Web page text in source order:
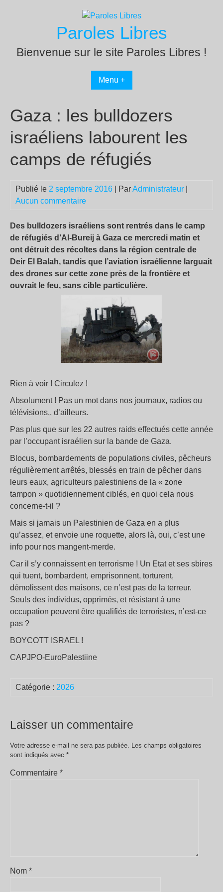
Paroles Libres
Bienvenue sur le site Paroles Libres !
Menu +
Gaza : les bulldozers
israéliens labourent les
camps de réfugiés
Publié le 2 septembre 2016 | ParAdministrateur
Aucun commentaire
Des bulldozers israéliens sont rentrés dans le camp
de réfugiés d’Al-Bureij à Gaza ce mercredi matin et
ont détruit des récoltes dans la région centrale de
Deir El Balah, tandis que l’aviation israélienne larguait
des drones sur cette zone près de la frontière et
ouvrait le feu, sans cible particulière.
Rien à voir ! Circulez !
Absolument ! Pas un mot dans nos journaux, radios ou
télévisions,, d’ailleurs.
Pas plus que sur les 22 autres raids effectués cette année
par l’occupant israélien sur la bande de Gaza.
Blocus, bombardements de populations civiles, pêcheurs
régulièrement arrêtés, blessés en train de pêcher dans
leurs eaux, agriculteurs palestiniens de la « zone
tampon » quotidiennement ciblés, en quoi cela nous
concerne-t-il ?
Mais si jamais un Palestinien de Gaza en a plus
qu’assez, et envoie une roquette, alors là, oui, c’est une
info pour nos mangent-merde.
Car il s’y connaissent en terrorisme ! Un Etat et ses sbires
qui tuent, bombardent, emprisonnent, torturent,
démolissent des maisons, ce n’est pas de la terreur.
Seuls des individus, opprimés, et résistant à une
occupation peuvent être qualifiés de terroristes, n’est-ce
pas ?
BOYCOTT ISRAEL !
CAPJPO-EuroPalestiine
Catégorie : 2026
Laisser un commentaire
Votre adresse e-mail ne sera pas publiée. Les champs obligatoires
sont indiqués avec *
Commentaire *
Nom *